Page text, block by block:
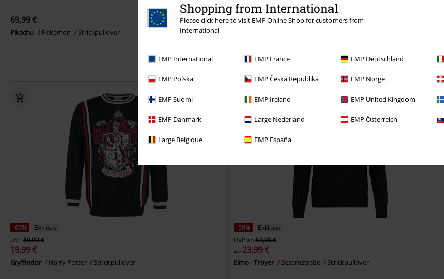
Shopping from International
Please click here to visit EMP Online Shop for customers from
International
EMP International EMP France EMP Deutschland
EMP Polska EMP Česká Republika EMP Norge
EMP Suomi EMP Ireland EMP United Kingdom
EMP Danmark Large Nederland EMP Österreich
Large Belgique EMP España
69,99 €
Pikachu Pokémon Strickpullover
UVPab59,90 €
ab39,99 €
-66%
Exklusiv
UVP59,99 €
19,99 €
Gryffindor Harry Potter Strickpullover
-59%
Exklusiv
UVPab59,90 €
ab 23,99 €
Elmo - Troyer Sesamstraße Strickpullover